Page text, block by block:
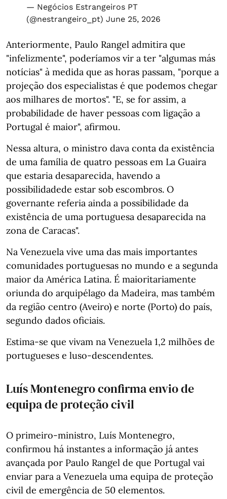
— Negócios Estrangeiros PT
(@nestrangeiro_pt) June 25, 2026
Anteriormente, Paulo Rangel admitira que
"infelizmente", poderíamos vir a ter "algumas más
notícias" à medida que as horas passam, "porque a
projeção dos especialistas é que podemos chegar
aos milhares de mortos". "E, se for assim, a
probabilidade de haver pessoas com ligação a
Portugal é maior", afirmou.
Nessa altura, o ministro dava conta da existência
de uma família de quatro pessoas em La Guaira
que estaria desaparecida, havendo a
possibilidadede estar sob escombros. O
governante referia ainda a possibilidade da
existência de uma portuguesa desaparecida na
zona de Caracas".
Na Venezuela vive uma das mais importantes
comunidades portuguesas no mundo e a segunda
maior da América Latina. É maioritariamente
oriunda do arquipélago da Madeira, mas também
da região centro (Aveiro) e norte (Porto) do país,
segundo dados oficiais.
Estima-se que vivam na Venezuela 1,2 milhões de
portugueses e luso-descendentes.
Luís Montenegro confirma envio de
equipa de proteção civil
O primeiro-ministro, Luís Montenegro,
confirmou há instantes a informação já antes
avançada por Paulo Rangel de que Portugal vai
enviar para a Venezuela uma equipa de proteção
civil de emergência de 50 elementos.